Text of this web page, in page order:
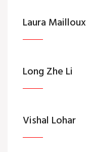
Laura Mailloux
Long Zhe Li
Vishal Lohar